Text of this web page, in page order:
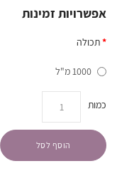
אפשרויות זמינות
תכולה
1000 מ"ל
כמות
הוסף לסל